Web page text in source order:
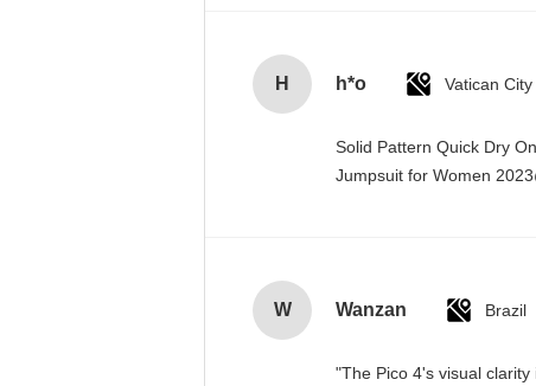
H h*o
Solid Pattern Quick Dry
Jumpsuit for Women
W Wanzan Brazil
"The Pico 4's visual